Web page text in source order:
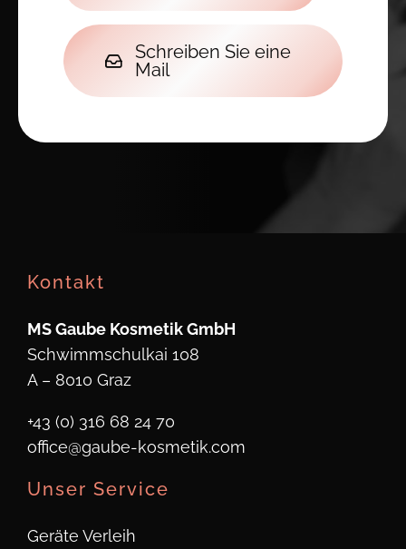
Schreiben Sie eine
Mail
Kontakt
MS Gaube Kosmetik GmbH
Schwimmschulkai 108
A – 8010 Graz
+43 (0) 316 68 24 70
office@gaube-kosmetik.com
Unser Service
Geräte Verleih